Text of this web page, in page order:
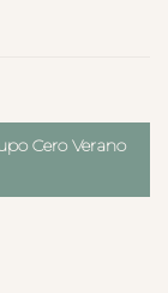
Cero Verano